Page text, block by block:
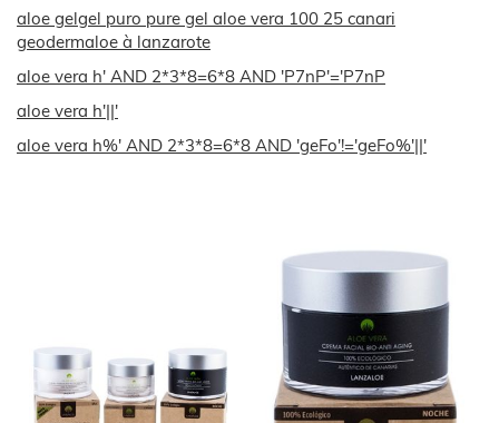
aloe gelgel puro pure gel aloe vera 100 25 canari
geodermaloe à lanzarote
aloe vera h' AND 2*3*8=6*8 AND 'P7nP'='P7nP
aloe vera h'||'
aloe vera h%' AND 2*3*8=6*8 AND 'geFo'!='geFo%'||'